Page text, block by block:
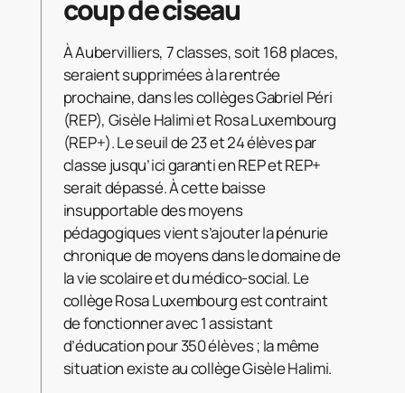
coup de ciseau
À Aubervilliers, 7 classes, soit 168 places,
seraient supprimées à la rentrée
prochaine, dans les collèges Gabriel Péri
(REP), Gisèle Halimi et Rosa Luxembourg
(REP+). Le seuil de 23 et 24 élèves par
classe jusqu’ici garanti en REP et REP+
serait dépassé. À cette baisse
insupportable des moyens
pédagogiques vient s’ajouter la pénurie
chronique de moyens dans le domaine de
la vie scolaire et du médico-social. Le
collège Rosa Luxembourg est contraint
de fonctionner avec 1 assistant
d’éducation pour 350 élèves ; la même
situation existe au collège Gisèle Halimi.